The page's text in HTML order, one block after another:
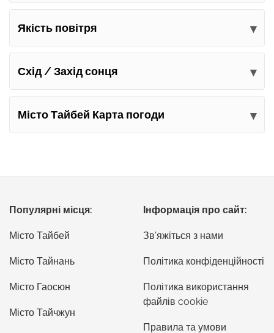
Якість повітря
Схід / Захід сонця
Місто Тайбей Карта погоди
Популярні місця:
Місто Тайбей
Місто Тайнань
Місто Гаосюн
Місто Тайчжун
Інформація про сайт:
Зв'яжіться з нами
Політика конфіденційності
Політика використання
файлів cookie
Правила та умови